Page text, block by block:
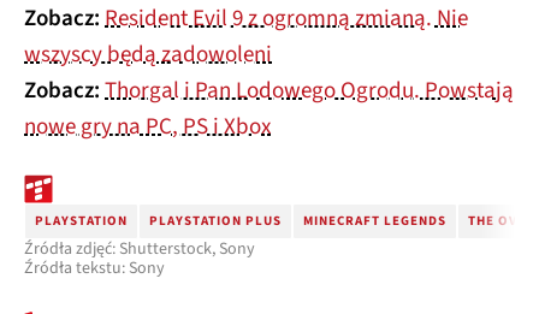
Zobacz:Resident Evil 9 z ogromną zmianą. Nie
wszyscy będą zadowoleni
Zobacz:Thorgal i Pan Lodowego Ogrodu. Powstają
nowe gry na PC, PS i Xbox
PLAYSTATION PLAYSTATION PLUS MINECRAFT LEGENDS THE
Źródła zdjęć: Shutterstock, Sony
Źródła tekstu: Sony